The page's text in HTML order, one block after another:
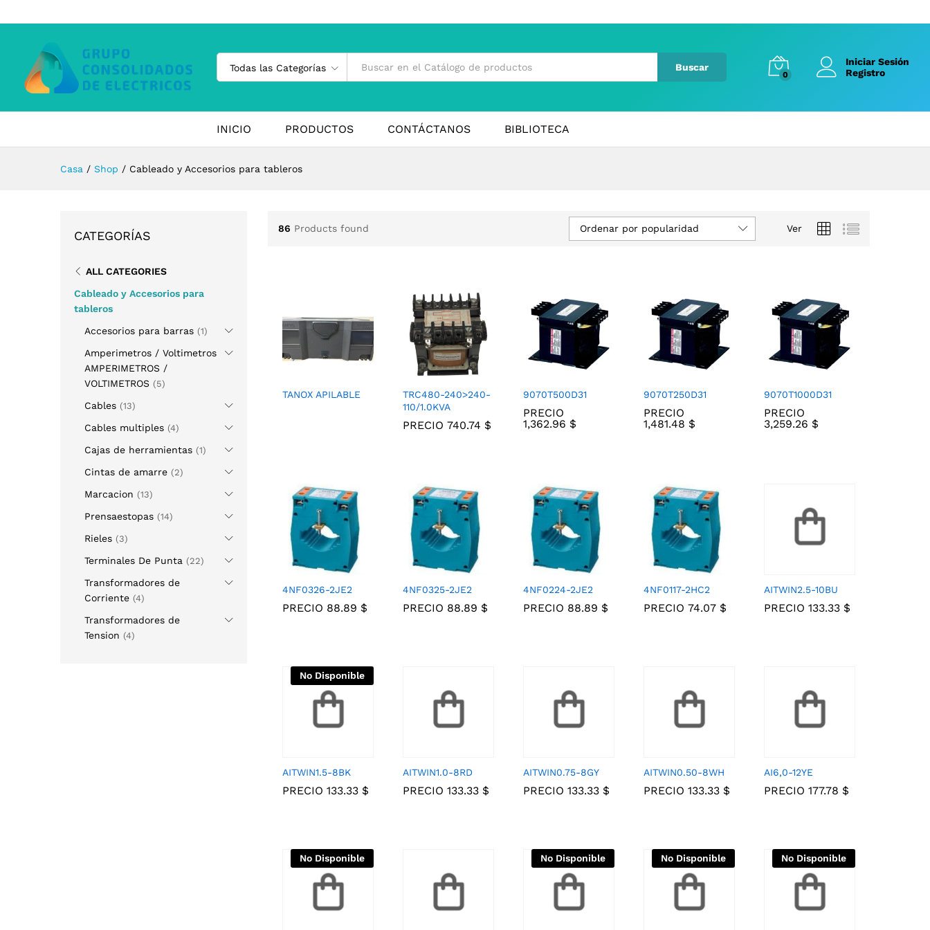
Todas las Categorías Buscar
0
Iniciar Sesión
Registro
INICIO PRODUCTOS CONTÁCTANOS BIBLIOTECA
Casa / Shop / Cableado y Accesorios para tableros
86 Products found Ver
Ordenar por popularidad
TANOX APILABLE
TRC480-240>240-
110/1.0KVA
PRECIO 740.74 $
740.74 $
9070T500D31
PRECIO
1,362.96 $
1,362.96 $
9070T250D31
PRECIO
1,481.48 $
1,481.48 $
9070T1000D31
PRECIO
3,259.26 $
3,259.26 $
4NF0326-2JE2
PRECIO 88.89 $
88.89 $
4NF0325-2JE2
PRECIO 88.89 $
88.89 $
4NF0224-2JE2
PRECIO 88.89 $
88.89 $
4NF0117-2HC2
PRECIO 74.07 $
74.07 $
AITWIN2.5-10BU
PRECIO 133.33 $
133.33 $
No Disponible
AITWIN1.5-8BK
PRECIO 133.33 $
133.33 $
AITWIN1.0-8RD
PRECIO 133.33 $
133.33 $
AITWIN0.75-8GY
PRECIO 133.33 $
133.33 $
AITWIN0.50-8WH
PRECIO 133.33 $
133.33 $
AI6,0-12YE
PRECIO 177.78 $
177.78 $
No Disponible No Disponible No Disponible No Disponible
CATEGORÍAS
ALL CATEGORIES
Cableado y Accesorios para
tableros
Accesorios para barras (1)
Amperimetros / Voltimetros
AMPERIMETROS /
VOLTIMETROS (5)
Cables (13)
Cables multiples (4)
Cajas de herramientas (1)
Cintas de amarre (2)
Marcacion (13)
Prensaestopas (14)
Rieles (3)
Terminales De Punta (22)
Transformadores de
Corriente (4)
Transformadores de
Tension (4)